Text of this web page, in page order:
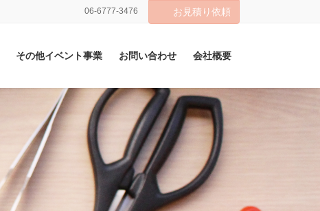
06-6777-3476 お見積り依頼
その他イベント事業 お問い合わせ 会社概要